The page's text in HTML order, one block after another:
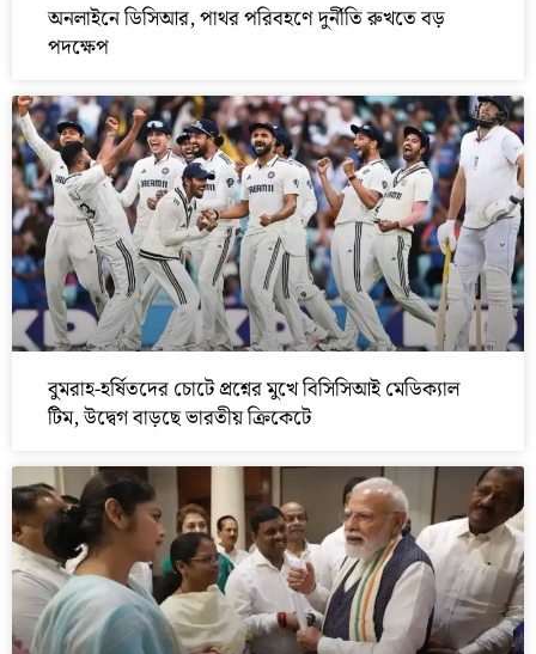
অনলাইনে ডিসিআর, পাথর পরিবহণে দুর্নীতি রুখতে বড়
পদক্ষেপ
বুমরাহ-হর্ষিতদের চোটে প্রশ্নের মুখে বিসিসিআই মেডিক্যাল
টিম, উদ্বেগ বাড়ছে ভারতীয় ক্রিকেটে